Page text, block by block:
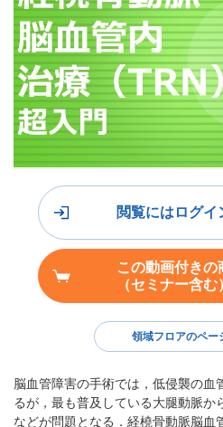
脳血管障害の手術では，低侵襲の血
るが，最も普及している大腿動脈か
などが問題となる．経橈骨動脈脳血
閲覧にはログイ
この動画付きの
（セミナー含
領域フロアのペー